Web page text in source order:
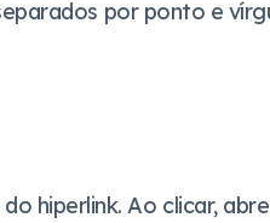
por ponto e
hiperlink. Ao clicar,